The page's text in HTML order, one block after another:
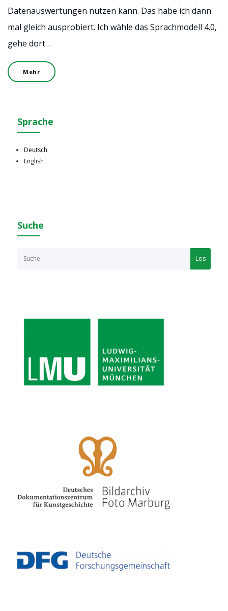
Datenauswertungen nutzen kann. Das habe ich dann
mal gleich ausprobiert. Ich wähle das Sprachmodell 4.0,
gehe dort…
Mehr
Sprache
Deutsch
English
Suche
Los